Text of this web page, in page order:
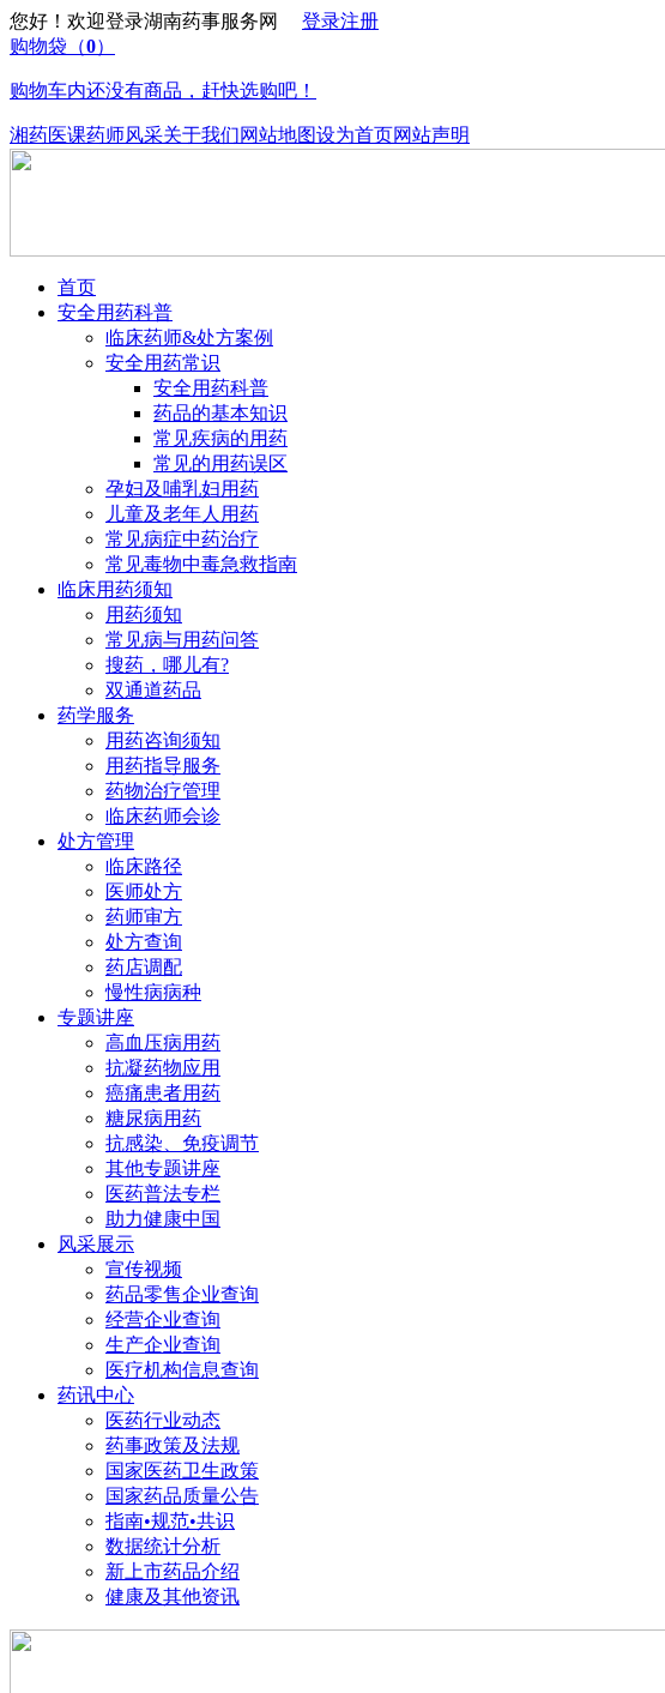
您好！欢迎登录湖南药事服务网 登录注册
购物袋 （0）
购物车内还没有商品，赶快选购吧！
湘药医课药师风采关于我们网站地图设为首页网站声明
首页
安全用药科普
临床药师&处方案例
安全用药常识
安全用药科普
药品的基本知识
常见疾病的用药
常见的用药误区
孕妇及哺乳妇用药
儿童及老年人用药
常见病症中药治疗
常见毒物中毒急救指南
临床用药须知
用药须知
常见病与用药问答
搜药，哪儿有?
双通道药品
药学服务
用药咨询须知
用药指导服务
药物治疗管理
临床药师会诊
处方管理
临床路径
医师处方
药师审方
处方查询
药店调配
慢性病病种
专题讲座
高血压病用药
抗凝药物应用
癌痛患者用药
糖尿病用药
抗感染、免疫调节
其他专题讲座
医药普法专栏
助力健康中国
风采展示
宣传视频
药品零售企业查询
经营企业查询
生产企业查询
医疗机构信息查询
药讯中心
医药行业动态
药事政策及法规
国家医药卫生政策
国家药品质量公告
指南•规范•共识
数据统计分析
新上市药品介绍
健康及其他资讯